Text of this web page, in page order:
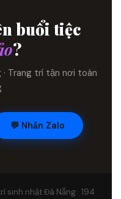
buổi tiệc
?
· Trang trí tận nơi toàn
💬 Nhắn Zalo
sinh nhật Đà Nẵng · 194